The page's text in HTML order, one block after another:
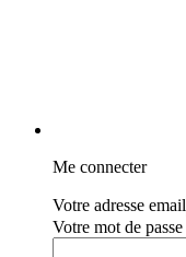
Me connecter
Votre adresse email
Votre mot de passe